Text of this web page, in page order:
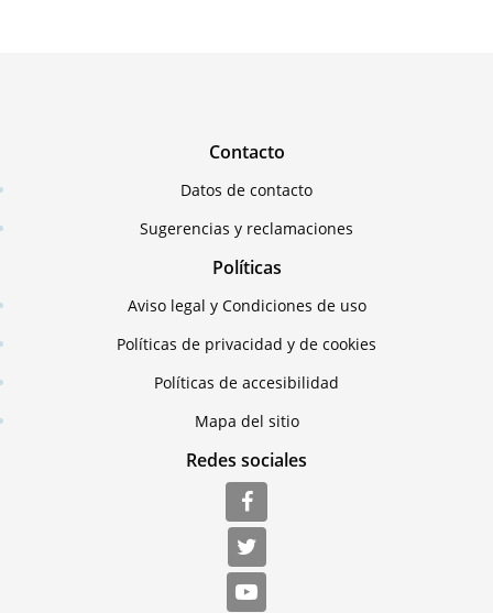
Contacto
Datos de contacto
Sugerencias y reclamaciones
Políticas
Aviso legal y Condiciones de uso
Políticas de privacidad y de cookies
Políticas de accesibilidad
Mapa del sitio
Redes sociales